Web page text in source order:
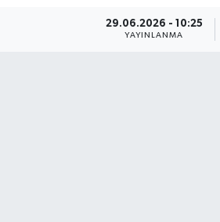
29.06.2026 - 10:25
YAYINLANMA